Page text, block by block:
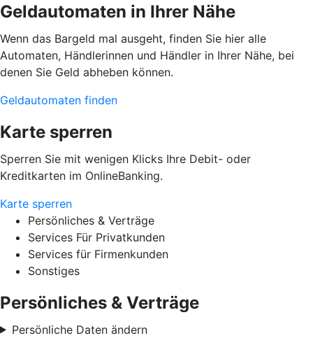
Geldautomaten in Ihrer Nähe
Wenn das Bargeld mal ausgeht, finden Sie hier alle
Automaten, Händlerinnen und Händler in Ihrer Nähe, bei
denen Sie Geld abheben können.
Geldautomaten finden
Karte sperren
Sperren Sie mit wenigen Klicks Ihre Debit- oder
Kreditkarten im OnlineBanking.
Karte sperren
Persönliches & Verträge
Services Für Privatkunden
Services für Firmenkunden
Sonstiges
Persönliches & Verträge
Persönliche Daten ändern